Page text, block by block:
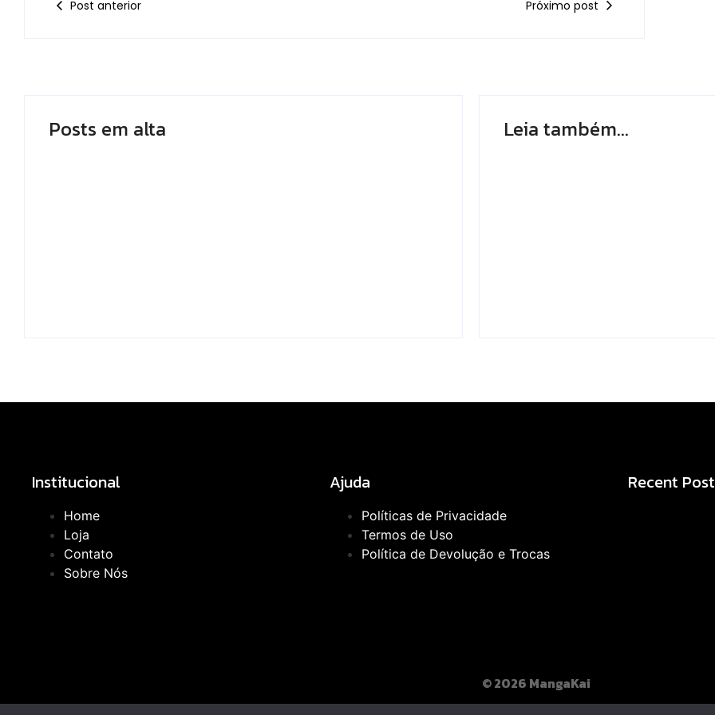
Post anterior Próximo post
Posts em alta Leia também...
Institucional
Home
Loja
Contato
Sobre Nós
Ajuda
Políticas de Privacidade
Termos de Uso
Política de Devolução e Trocas
Recent Post
© 2026 MangaKai